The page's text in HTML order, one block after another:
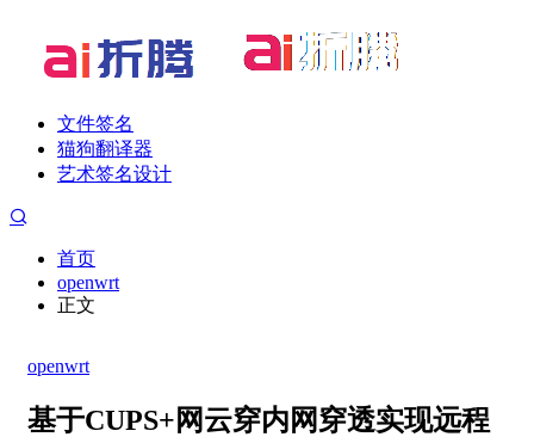
文件签名
猫狗翻译器
艺术签名设计
首页
openwrt
正文
openwrt
基于CUPS+网云穿内网穿透实现远程